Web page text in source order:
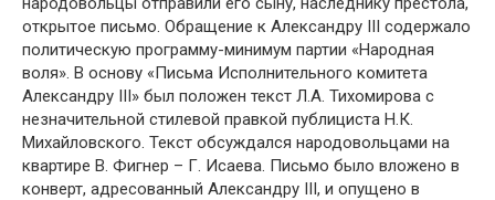
открытое письмо. Обращение к Александру III содержало
политическую программу-минимум партии «Народная
воля». В основу «Письма Исполнительного комитета
Александру III» был положен текст Л.А. Тихомирова с
незначительной стилевой правкой публициста Н.К.
Михайловского. Текст обсуждался народовольцами на
квартире В. Фигнер – Г. Исаева. Письмо было вложено в
конверт, адресованный Александру III, и опущено в